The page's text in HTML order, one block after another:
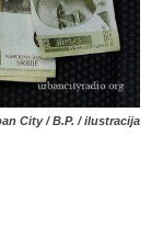
City / B.P. / ilustracija